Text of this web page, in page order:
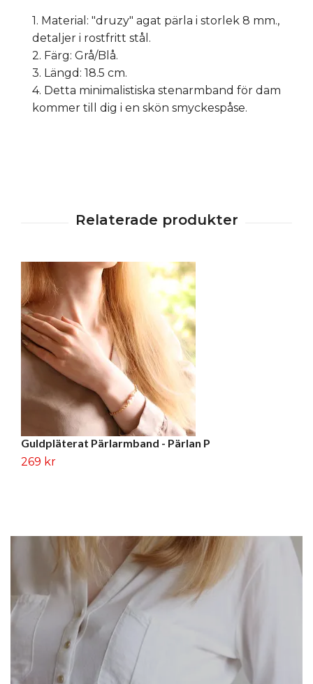
1. Material: "druzy" agat pärla i storlek 8 mm.,
detaljer i rostfritt stål.
2. Färg: Grå/Blå.
3. Längd: 18.5 cm.
4. Detta minimalistiska stenarmband för dam
kommer till dig i en skön smyckespåse.
Guldpläterat Pärlarmband - Pärlan P
269 kr